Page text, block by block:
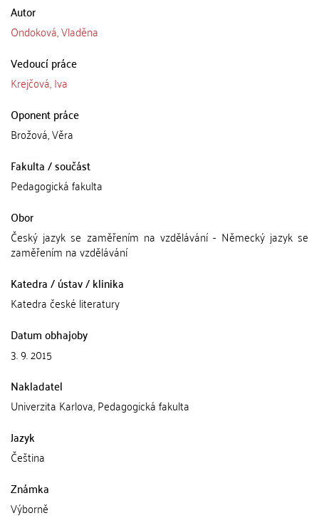
Autor
Ondoková, Vladěna
Vedoucí práce
Krejčová, Iva
Oponent práce
Brožová, Věra
Fakulta / součást
Pedagogická fakulta
Obor
Český jazyk se zaměřením na vzdělávání - Německý jazyk se
zaměřením na vzdělávání
Katedra / ústav / klinika
Katedra české literatury
Datum obhajoby
3. 9. 2015
Nakladatel
Univerzita Karlova, Pedagogická fakulta
Jazyk
Čeština
Známka
Výborně